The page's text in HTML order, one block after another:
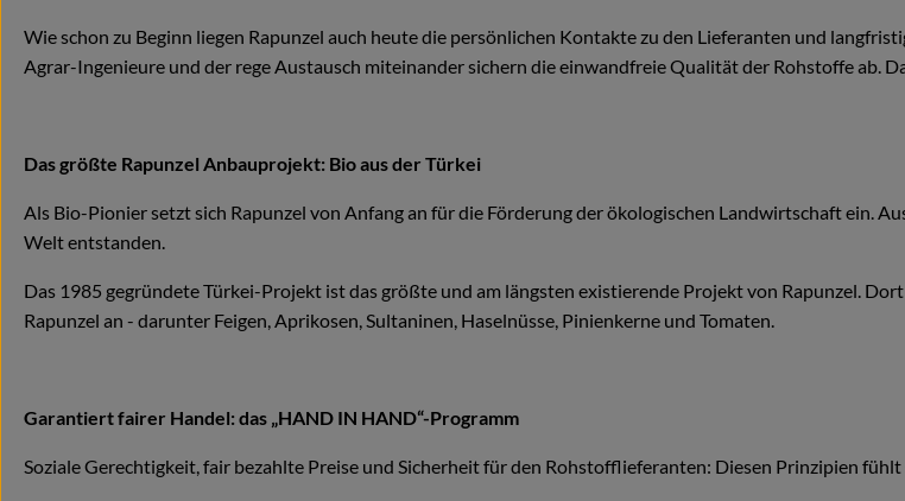
Wie schon zu Beginn liegen Rapunzel auch heute die persönlichen Kontakte zu den Lieferanten und
Agrar-Ingenieure und der rege Austausch miteinander sichern die einwandfreie Qualität der Rohstoffe ab.
Das größte Rapunzel Anbauprojekt: Bio aus der Türkei
Als Bio-Pionier setzt sich Rapunzel von Anfang an für die Förderung der ökologischen Landwirtschaft ein.
Welt entstanden.
Das 1985 gegründete Türkei-Projekt ist das größte und am längsten existierende Projekt von Rapunzel.
Rapunzel an - darunter Feigen, Aprikosen, Sultaninen, Haselnüsse, Pinienkerne und Tomaten.
Garantiert fairer Handel: das „HAND IN HAND“-Programm
Soziale Gerechtigkeit, fair bezahlte Preise und Sicherheit für den Rohstofflieferanten: Diesen Prinzipien